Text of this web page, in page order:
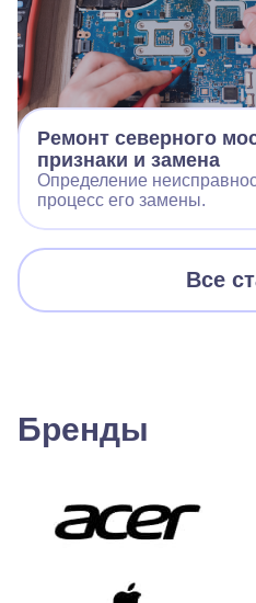
Ремонт северного
признаки и замена
Определение
процесс его замены.
Все
Бренды